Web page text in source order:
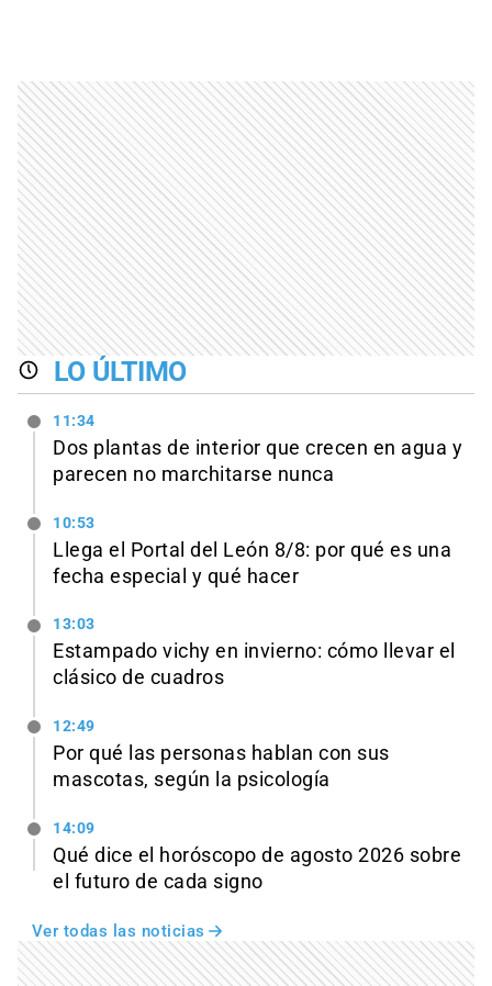
LO ÚLTIMO
11:34
Dos plantas de interior que crecen en agua y
parecen no marchitarse nunca
10:53
Llega el Portal del León 8/8: por qué es una
fecha especial y qué hacer
13:03
Estampado vichy en invierno: cómo llevar el
clásico de cuadros
12:49
Por qué las personas hablan con sus
mascotas, según la psicología
14:09
Qué dice el horóscopo de agosto 2026 sobre
el futuro de cada signo
Ver todas las noticias